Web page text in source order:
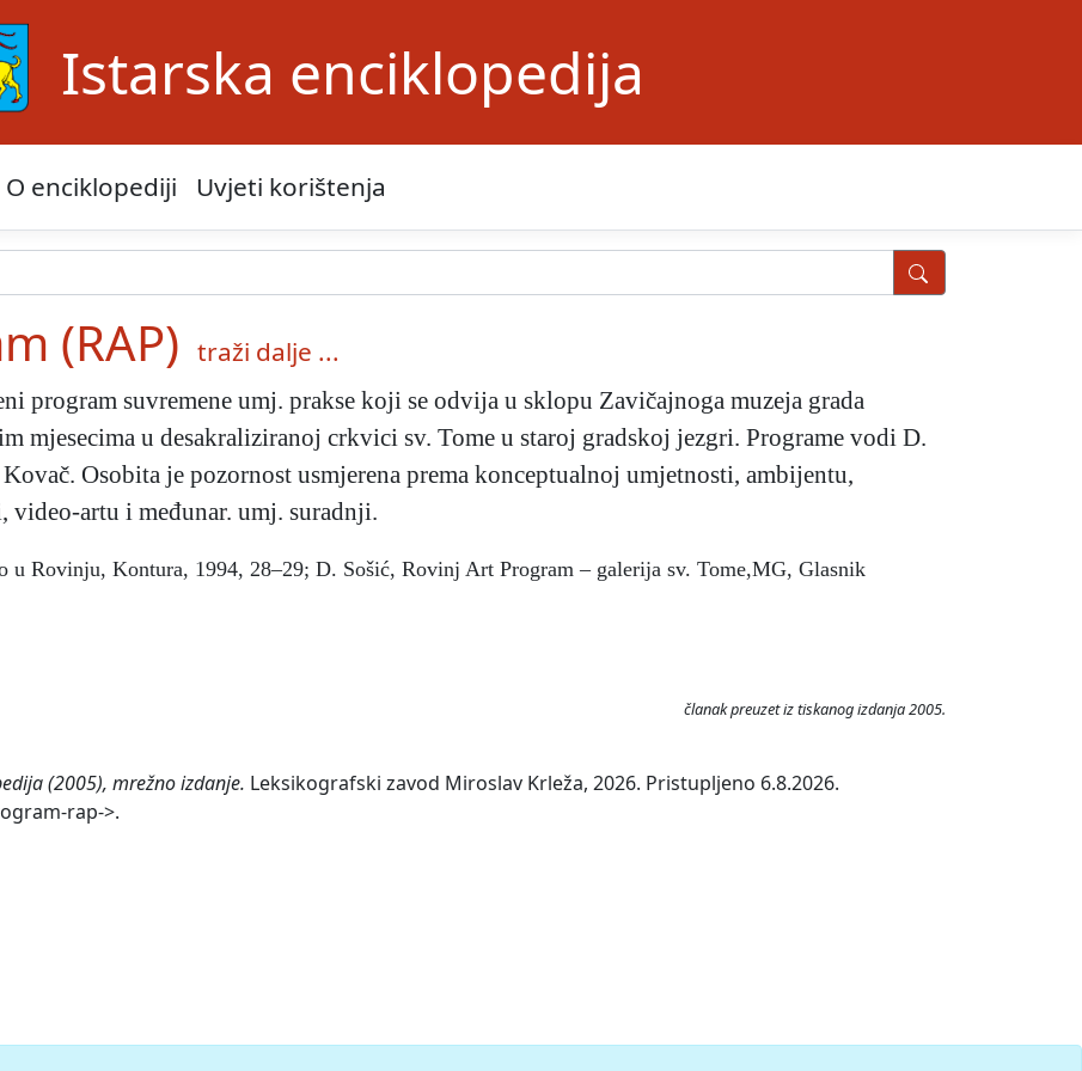
Istarska enciklopedija
O enciklopediji Uvjeti korištenja
(RAP) traži dalje ...
program suvremene umj. prakse koji se odvija u sklopu Zavičajnoga muzeja grada
mjesecima u desakraliziranoj crkvici sv. Tome u staroj gradskoj jezgri. Programe vodi D.
Osobita je pozornost usmjerena prema konceptualnoj umjetnosti, ambijentu,
artu i međunar. umj. suradnji.
Rovinju, Kontura, 1994, 28–29; D. Sošić, Rovinj Art Program – galerija sv. Tome,MG, Glasnik
članak preuzet iz tiskanog izdanja 2005.
(2005), mrežno izdanje. Leksikografski zavod Miroslav Krleža, 2026. Pristupljeno 6.8.2026.
rap->.